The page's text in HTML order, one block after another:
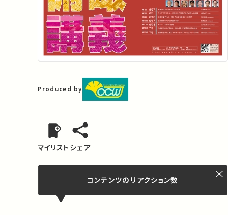
Produced by
マイリスト シェア
コンテンツの リアクション数